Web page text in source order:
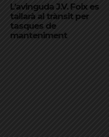
L’avinguda J.V. Foix es
tallarà al trànsit per
tasques de
manteniment